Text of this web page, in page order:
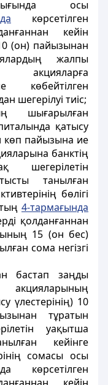
осы
көрсетілген
кейін
(он) пайызынан
жалпы
көбейтілген
шегерілуі тиіс;
шығарылған
қатысу
көп пайызына ие
банктің
шегерілетін
танылған
бөлігі
4-тармағында
қолданғаннан
15 (он бес)
сома негізгі
бастап заңды
үлестерінің) 10
тұратын
уақытша
кейінге
сомасы осы
көрсетілген